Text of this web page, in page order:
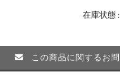
在庫状態
この商品に関するお